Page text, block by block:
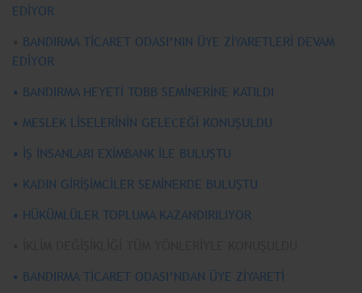
EDİYOR
BANDIRMA TİCARET ODASI’NIN ÜYE ZİYARETLERİ DEVAM
EDİYOR
• BANDIRMA HEYETİ TOBB SEMİNERİNE KATILDI
• MESLEK LİSELERİNİN GELECEĞİ KONUŞULDU
• İŞ İNSANLARI EXİMBANK İLE BULUŞTU
• KADIN GİRİŞİMCİLER SEMİNERDE BULUŞTU
• HÜKÜMLÜLER TOPLUMA KAZANDIRILIYOR
• BANDIRMA TİCARET ODASI’NDAN ÜYE ZİYARETİ